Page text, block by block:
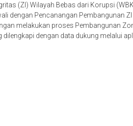
(ZI) Wilayah Bebas dari Korupsi
dengan Pencanangan Pembangunan
melakukan proses Pembangunan
dilengkapi dengan data dukung melalui